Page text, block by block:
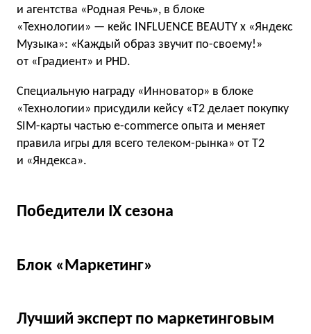
и агентства «Родная Речь», в блоке
«Технологии» — кейс INFLUENCE BEAUTY x «Яндекс
Музыка»: «Каждый образ звучит по-своему!»
от «Градиент» и PHD.
Специальную награду «Инноватор» в блоке
«Технологии» присудили кейсу «T2 делает покупку
SIM-карты частью e-commerce опыта и меняет
правила игры для всего телеком-рынка» от T2
и «Яндекса».
Победители IX сезона
Блок «Маркетинг»
Лучший эксперт по маркетинговым